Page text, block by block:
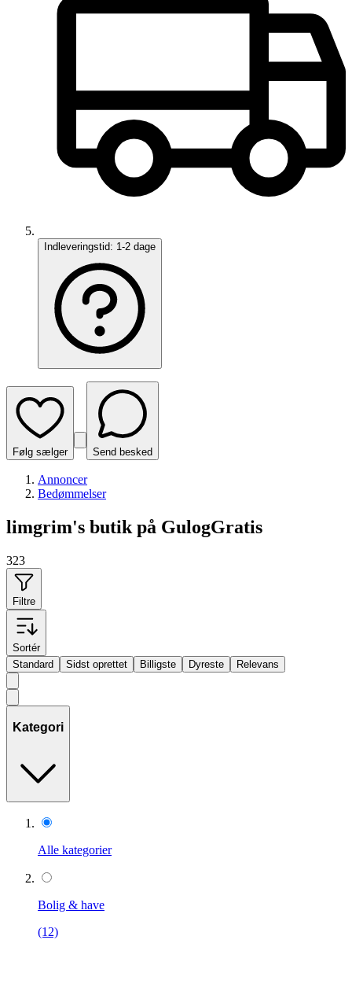
Indleveringstid: 1-2 dage
Følg sælger Send besked
Annoncer
Bedømmelser
limgrim's butik på GulogGratis
323
Filtre
Sortér
Standard
Sidst oprettet Billigste Dyreste Relevans
Kategori
Alle kategorier
Bolig & have
(12)